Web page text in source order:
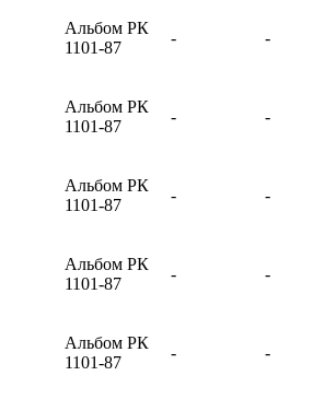
Альбом РК
1101-87
- -
Альбом РК
1101-87
- -
Альбом РК
1101-87
- -
Альбом РК
1101-87
- -
Альбом РК
1101-87
- -